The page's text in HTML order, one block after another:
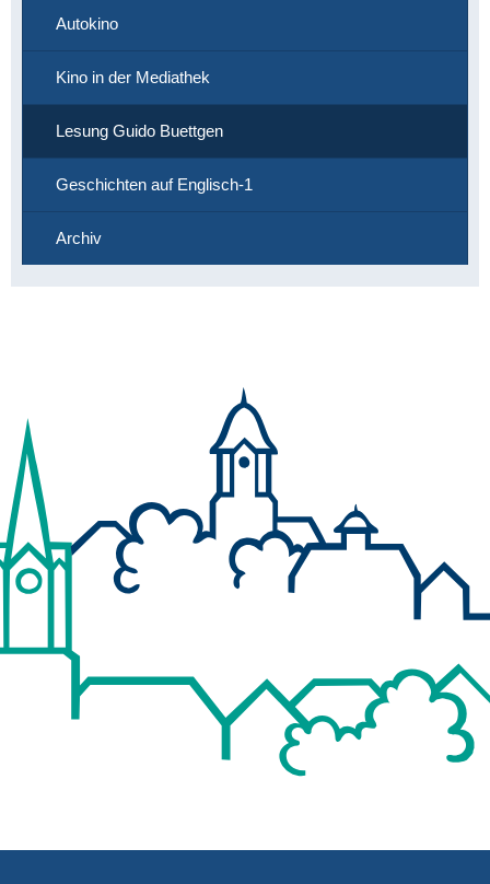
Autokino
Kino in der Mediathek
Lesung Guido Buettgen
Geschichten auf Englisch-1
Archiv